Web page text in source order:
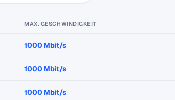
MAX. GESCHWINDIGKEIT
1000 Mbit/s
1000 Mbit/s
1000 Mbit/s